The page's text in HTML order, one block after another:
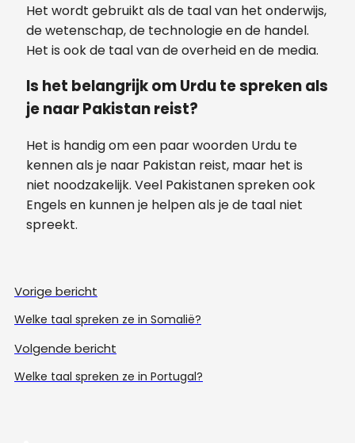
Het wordt gebruikt als de taal van het onderwijs,
de wetenschap, de technologie en de handel.
Het is ook de taal van de overheid en de media.
Is het belangrijk om Urdu te spreken als
je naar Pakistan reist?
Het is handig om een paar woorden Urdu te
kennen als je naar Pakistan reist, maar het is
niet noodzakelijk. Veel Pakistanen spreken ook
Engels en kunnen je helpen als je de taal niet
spreekt.
Vorige bericht
Welke taal spreken ze in Somalië?
Volgende bericht
Welke taal spreken ze in Portugal?